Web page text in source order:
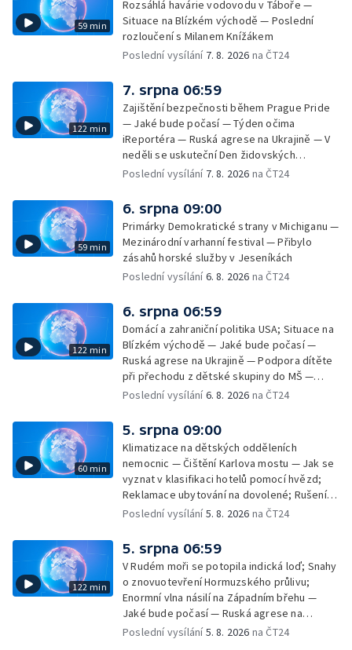
59 min
Rozsáhlá havárie vodovodu v Táboře —
Situace na Blízkém východě — Poslední
rozloučení s Milanem Knížákem
Poslední vysílání 7. 8. 2026 na ČT24
122 min
7. srpna 06:59
Zajištění bezpečnosti během Prague Pride
— Jaké bude počasí — Týden očima
iReportéra — Ruská agrese na Ukrajině — V
neděli se uskuteční Den židovských
památek — Vila Tugendhat slaví 25 let na
atletice 2026 — Výzkum: epidemie digitálních
závislostí je mýtus — Demolice vyhořelé
výškové budovy ve Zlíně
Poslední vysílání 7. 8. 2026 na ČT24
59 min
6. srpna 09:00
Primárky Demokratické strany v Michiganu —
Mezinárodní varhanní festival — Přibylo
zásahů horské služby v Jeseníkách
Poslední vysílání6. 8. 2026 na ČT24
122 min
6. srpna 06:59
Domácí a zahraniční politika USA; Situace na
Blízkém východě — Jaké bude počasí —
Ruská agrese na Ukrajině — Podpora dítěte
při přechodu z dětské skupiny do MŠ —
Filmové premiéry týdne — Dvě deci tuše v
rakovinu prsu
Poslední vysílání6. 8. 2026 na ČT24
60 min
5. srpna 09:00
Klimatizace na dětských odděleních
nemocnic — Čištění Karlova mostu — Jak se
vyznat v klasifikaci hotelů pomocí hvězd;
Reklamace ubytování na dovolené; Rušení
dovolené kvůli přírodním živlům; Práva
na dovolené v zahraničí; Platby a výběry na
dovolené v zahraničí — Těžba léčivé rašeliny
u Malé Morávky
Poslední vysílání5. 8. 2026 na ČT24
122 min
5. srpna 06:59
V Rudém moři se potopila indická loď; Snahy
o znovuotevření Hormuzského průlivu;
Enormní vlna násilí na Západním břehu —
Jaké bude počasí — Ruská agrese na
Ukrajině — Vliv veder na lidské orgány — Při
Poslední vysílání5. 8. 2026 na ČT24